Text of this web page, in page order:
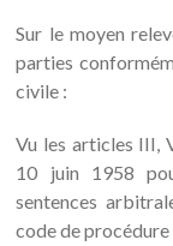
Sur le moyen
parties
civile :
Vu les articles III,
10 juin 1958
sentences
code de procédure